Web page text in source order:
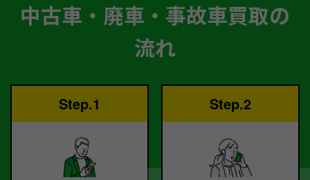
中古車・廃車・事故車買取の
流れ
Step.1 Step.2